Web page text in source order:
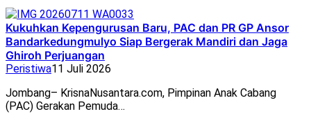
Kukuhkan Kepengurusan Baru, PAC dan PR GP Ansor
Bandarkedungmulyo Siap Bergerak Mandiri dan Jaga
Ghiroh Perjuangan
Peristiwa11 Juli 2026
Jombang– KrisnaNusantara.com, Pimpinan Anak Cabang
(PAC) Gerakan Pemuda…